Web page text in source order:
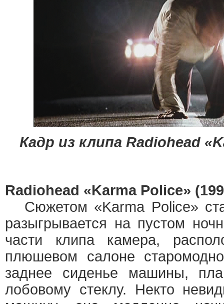
Кадр из клипа Radiohead
Radiohead «Karma Police»
Сюжетом «Karma Police»
разыгрывается на пустом
части клипа камера,
плюшевом салоне
заднее сиденье машины,
лобовому стеклу. Некто